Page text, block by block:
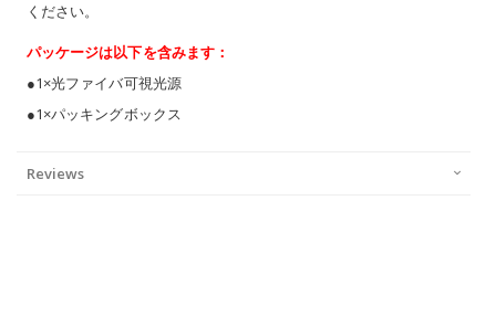
ください。
パッケージは以下を含みます：
●1×光ファイバ可視光源
●1×パッキングボックス
Reviews